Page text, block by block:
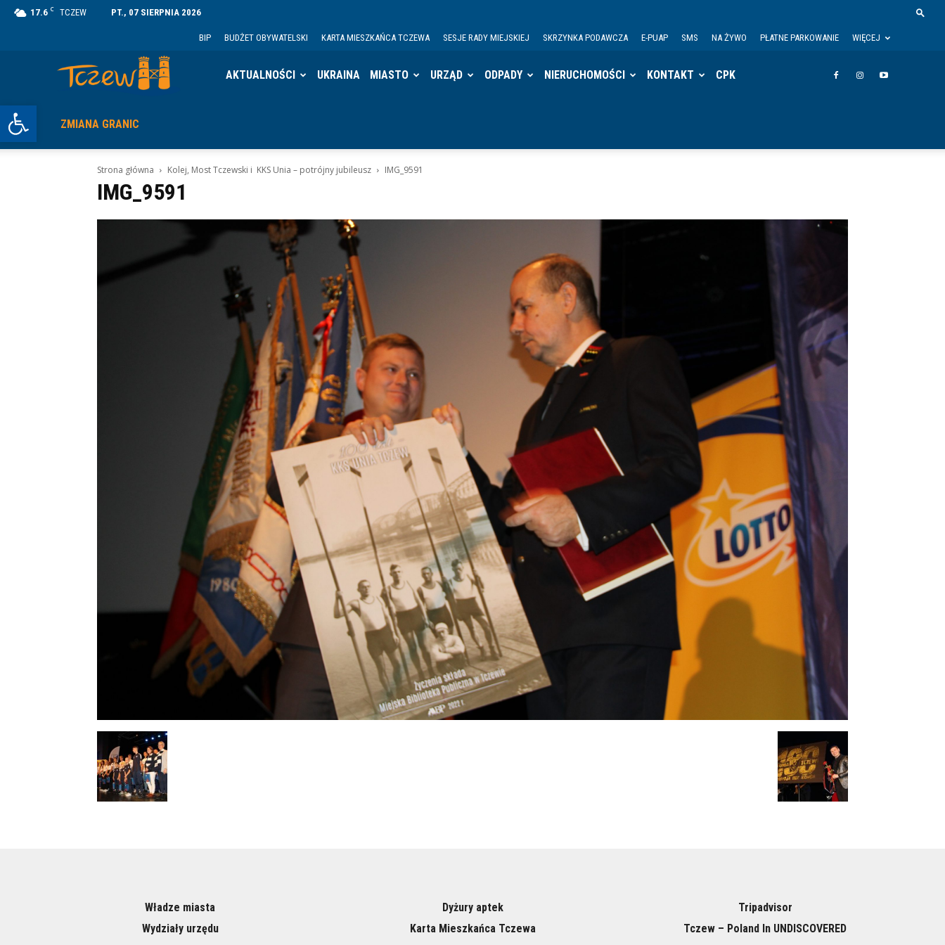
Otwórz pasek narzędzi
17.6 C TCZEW PT., 07 SIERPNIA 2026
BIP BUDŻET OBYWATELSKI KARTA MIESZKAŃCA TCZEWA SESJE RADY MIEJSKIEJ SKRZYNKA PODAWCZA E-PUAP SMS NA ŻYWO PŁATNE PARKOWANIE WIĘCEJ
AKTUALNOŚCI UKRAINA MIASTO URZĄD ODPADY NIERUCHOMOŚCI KONTAKT CPK
ZMIANA GRANIC
Strona główna Kolej, Most Tczewski i KKS Unia – potrójny jubileusz IMG_9591
IMG_9591
Władze miasta
Wydziały urzędu
Dyżury aptek
Karta Mieszkańca Tczewa
Tripadvisor
Tczew – Poland In UNDISCOVERED